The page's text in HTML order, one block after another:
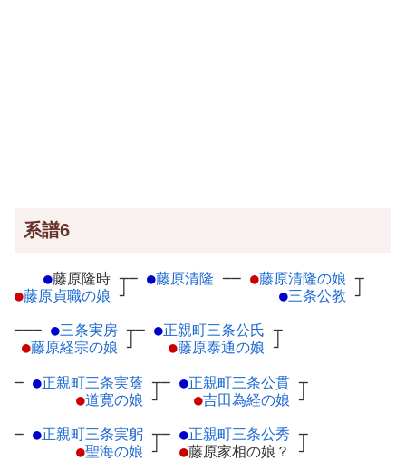
系譜6
●藤原隆時 ┬
●藤原貞職の娘 ┘
─ ●藤原清隆 ── ●藤原清隆の娘 ┬
●三条公教 ┘
─── ●三条実房 ┬
●藤原経宗の娘 ┘
─ ●正親町三条公氏 ┬
●藤原泰通の娘 ┘
─ ●正親町三条実蔭 ┬
●道寛の娘 ┘
─ ●正親町三条公貫 ┬
●吉田為経の娘 ┘
─ ●正親町三条実躬 ┬
●聖海の娘 ┘
─ ●正親町三条公秀 ┬
●藤原家相の娘？ ┘